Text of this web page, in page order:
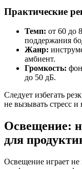
Практические
Темп: от 60 до
поддержания
Жанр:
амбиент.
Громкость:
до 50 дБ.
Следует избегать
не вызывать стресс и
Освещение:
для
Освещение играет не